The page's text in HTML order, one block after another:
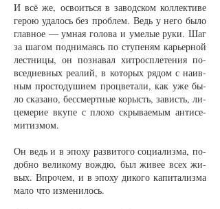
И всё же, осво­ить­ся в за­вод­ском кол­лек­ти­ве
ге­рою уда­лось без про­блем. Ведь у не­го бы­ло
глав­ное — ум­ная го­ло­ва и уме­лые ру­ки. Шаг
за ша­гом под­ни­ма­ясь по сту­пе­ням карь­ер­ной
лест­ни­цы, он по­зна­вал хит­ро­спле­те­ния по­
всед­нев­ных ре­а­лий, в ко­то­рых ря­дом с на­ив­
ным прос­то­ду­ши­ем про­цве­та­ли, как уже бы­
ло ска­за­но, бес­смерт­ные ко­рысть, за­висть, ли­
це­ме­рие вку­пе с пло­хо скры­ва­е­мым ан­ти­се­
ми­тиз­мом.
Он ведь и в эпо­ху раз­ви­то­го со­ци­а­лиз­ма, по­
доб­но ве­ли­ко­му вож­дю, был жи­вее всех жи­
вых. Впро­чем, и в эпо­ху ди­ко­го ка­пи­та­лиз­ма
ма­ло что из­ме­ни­лось.